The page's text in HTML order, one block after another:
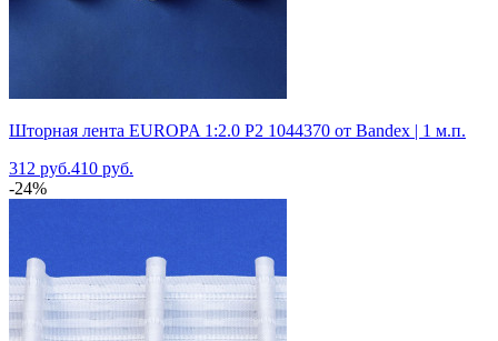
Шторная лента EUROPA 1:2.0 P2 1044370 от Bandex | 1 м.п.
312 руб.410 руб.
-24%